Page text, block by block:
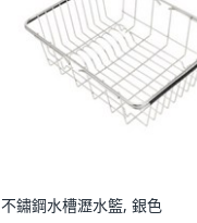
不鏽鋼水槽瀝水籃, 銀色